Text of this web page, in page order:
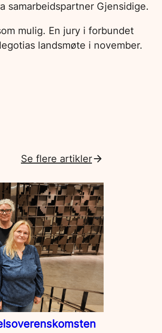
samarbeidspartner Gjensidige.
mulig. En jury i forbundet
landsmøte i november.
Se flere artikler